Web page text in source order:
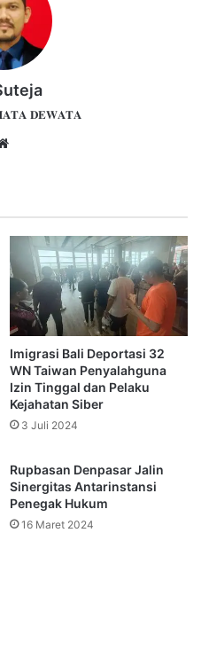
𝐃𝐄𝐖𝐀𝐓𝐀
Imigrasi Bali Deportasi 32
WN Taiwan Penyalahguna
Izin Tinggal dan Pelaku
Kejahatan Siber
3 Juli 2024
Rupbasan Denpasar Jalin
Sinergitas Antarinstansi
Penegak Hukum
16 Maret 2024